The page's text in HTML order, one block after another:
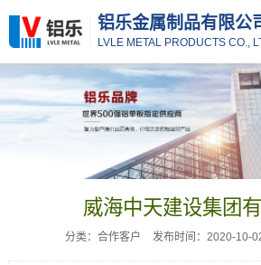
铝乐金属制品有限公
LVLE METAL PRODUCTS CO.,
威海中天建设集团
分类：合作客户 发布时间：2020-10-